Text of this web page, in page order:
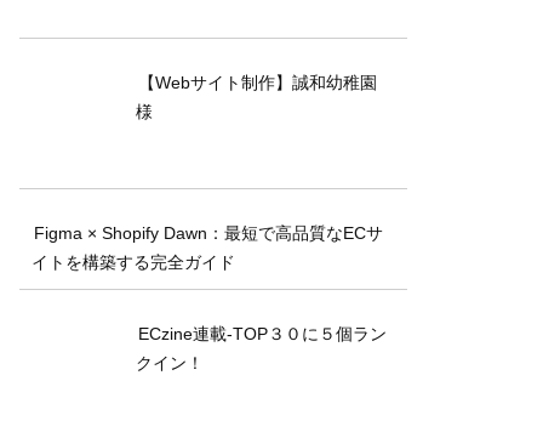
【Webサイト制作】誠和幼稚園
様
Figma × Shopify Dawn：最短で高品質なECサ
イトを構築する完全ガイド
ECzine連載-TOP３０に５個ラン
クイン！